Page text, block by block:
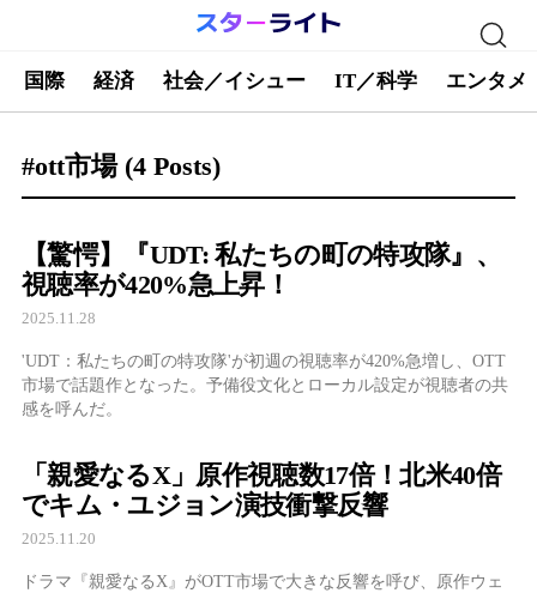
国際 経済 社会／イシュー IT／科学 エンタメ
#ott市場 (4 Posts)
【驚愕】『UDT: 私たちの町の特攻隊』、
視聴率が420%急上昇！
2025.11.28
'UDT：私たちの町の特攻隊'が初週の視聴率が420%急増し、OTT
市場で話題作となった。予備役文化とローカル設定が視聴者の共
感を呼んだ。
「親愛なるX」原作視聴数17倍！北米40倍
でキム・ユジョン演技衝撃反響
2025.11.20
ドラマ『親愛なるX』がOTT市場で大きな反響を呼び、原作ウェ